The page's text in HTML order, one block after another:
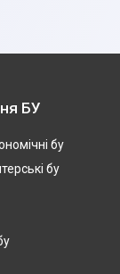
БУ
бу
бу